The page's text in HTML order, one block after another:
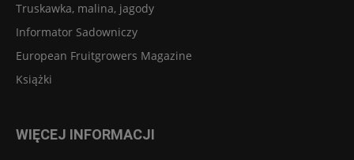
Truskawka, malina, jagody
Informator Sadowniczy
European Fruitgrowers Magazine
Książki
WIĘCEJ INFORMACJI